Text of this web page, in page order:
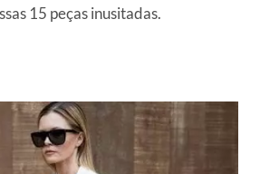
15 peças inusitadas.